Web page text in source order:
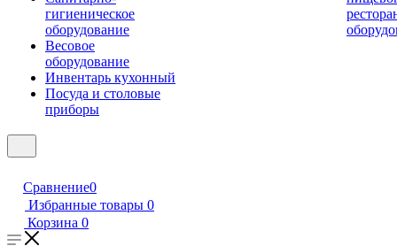
гигиеническое
оборудование
Весовое
оборудование
Инвентарь кухонный
Посуда и столовые
приборы
Сравнение0
Избранные товары 0
Корзина 0